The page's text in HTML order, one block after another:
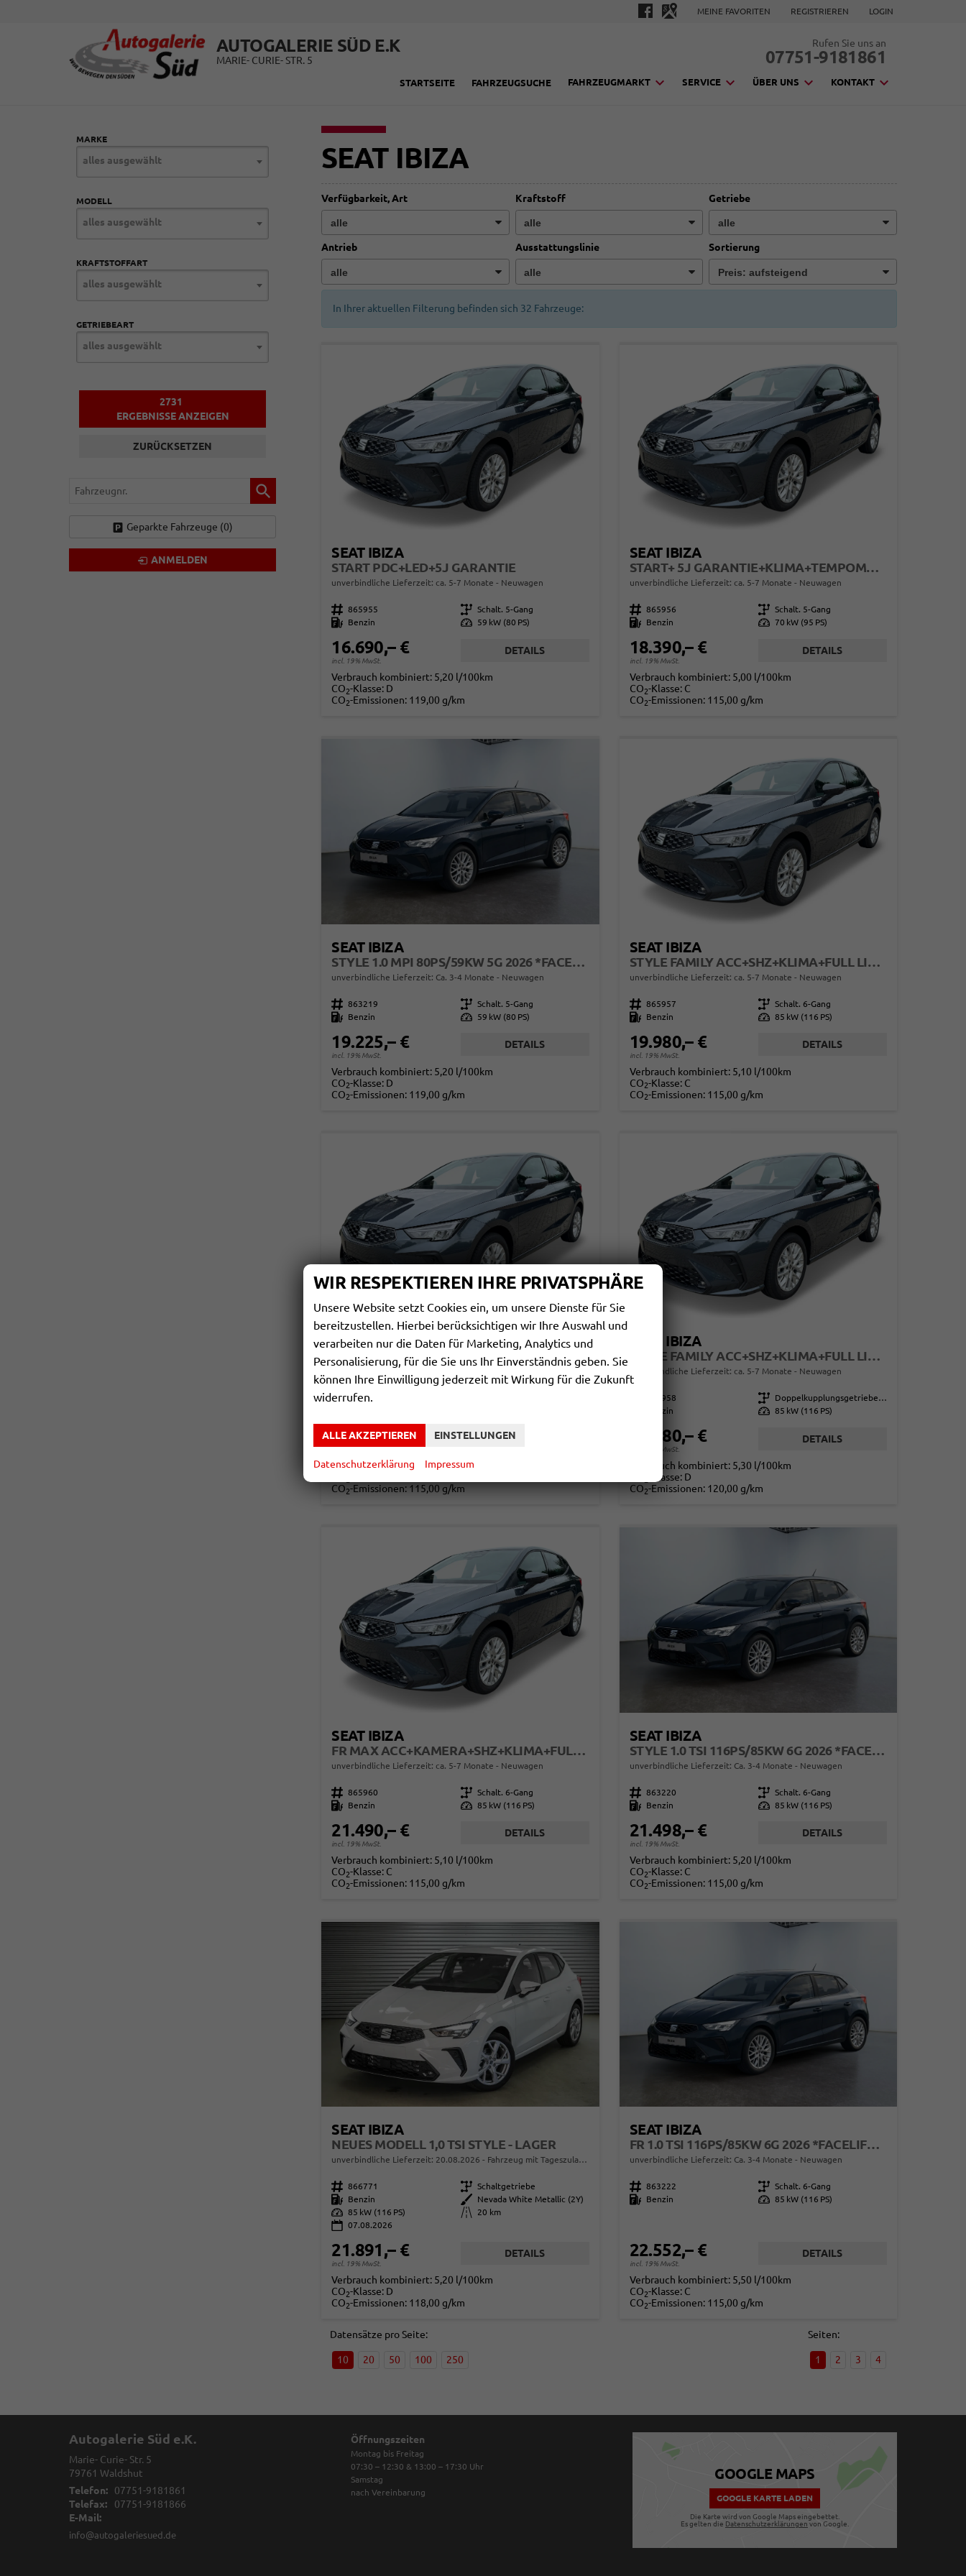
MEINE FAVORITEN REGISTRIEREN LOGIN
AUTOGALERIE SÜD E.K
MARIE- CURIE- STR. 5
Rufen Sie uns an
07751-9181861
STARTSEITE FAHRZEUGSUCHE FAHRZEUGMARKT SERVICE ÜBER UNS KONTAKT
SEAT IBIZA
Verfügbarkeit, Art Kraftstoff Getriebe
Antrieb Ausstattungslinie Sortierung
In Ihrer aktuellen Filterung befinden sich 32 Fahrzeuge:
SEAT IBIZA
START PDC+LED+5J GARANTIE
unverbindliche Lieferzeit: ca. 5-7 Monate Neuwagen
Fahrzeugnr. 865955 Getriebe Schalt. 5-Gang
Kraftstoff
Benzin Leistung 59 kW (80 PS)
16.690,– €
incl. 19% MwSt.
DETAILS
Verbrauch kombiniert: 5,20 l/100km
CO2-Klasse: D
CO2-Emissionen: 119,00 g/km
SEAT IBIZA
START+ 5J GARANTIE+KLIMA+TEMPOMAT+PDC+LED+16" ALU
unverbindliche Lieferzeit: ca. 5-7 Monate Neuwagen
Fahrzeugnr. 865956 Getriebe Schalt. 5-Gang
Kraftstoff
Benzin Leistung 70 kW (95 PS)
18.390,– €
incl. 19% MwSt.
DETAILS
Verbrauch kombiniert: 5,00 l/100km
CO2-Klasse: C
CO2-Emissionen: 115,00 g/km
SEAT IBIZA
STYLE 1.0 MPI 80PS/59KW 5G 2026 *FACELIFTET*
unverbindliche Lieferzeit: Ca. 3-4 Monate Neuwagen
Fahrzeugnr. 863219 Getriebe Schalt. 5-Gang
Kraftstoff
Benzin Leistung 59 kW (80 PS)
19.225,– €
incl. 19% MwSt.
DETAILS
Verbrauch kombiniert: 5,20 l/100km
CO2-Klasse: D
CO2-Emissionen: 119,00 g/km
SEAT IBIZA
STYLE FAMILY ACC+SHZ+KLIMA+FULL LINK+PDC+LED+16" ALU
unverbindliche Lieferzeit: ca. 5-7 Monate Neuwagen
Fahrzeugnr. 865957 Getriebe Schalt. 6-Gang
Kraftstoff
Benzin Leistung 85 kW (116 PS)
19.980,– €
incl. 19% MwSt.
DETAILS
Verbrauch kombiniert: 5,10 l/100km
CO2-Klasse: C
CO2-Emissionen: 115,00 g/km
SEAT IBIZA
Fahrzeugnr. 865959
20.580,– € DETAILS
Verbrauch kombiniert:5,00 l/100km
CO2-Emissionen: 115,00 g/km
SEAT IBIZA
STYLE FAMILY ACC+SHZ+KLIMA+FULL LINK+PDC+LED+16" ALU
unverbindliche Lieferzeit: ca. 5-7 Monate Neuwagen
865958 Getriebe
Doppelkupplungsgetriebe (DSG)
Benzin Leistung 85 kW (116 PS)
20.980,– €
incl. 19% MwSt.
DETAILS
Verbrauch kombiniert: 5,30 l/100km
-Klasse: D
CO2-Emissionen: 120,00 g/km
SEAT IBIZA
FR MAX ACC+KAMERA+SHZ+KLIMA+FULL LINK+PDC+LED+16" ALU+KESSY
unverbindliche Lieferzeit: ca. 5-7 Monate Neuwagen
Fahrzeugnr. 865960 Getriebe Schalt. 6-Gang
Kraftstoff
Benzin Leistung 85 kW (116 PS)
21.490,– €
incl. 19% MwSt.
DETAILS
Verbrauch kombiniert: 5,10 l/100km
CO2-Klasse: C
CO2-Emissionen: 115,00 g/km
SEAT IBIZA
STYLE 1.0 TSI 116PS/85KW 6G 2026 *FACELIFTET*
unverbindliche Lieferzeit: Ca. 3-4 Monate Neuwagen
Fahrzeugnr. 863220 Getriebe Schalt. 6-Gang
Kraftstoff
Benzin Leistung 85 kW (116 PS)
21.498,– €
incl. 19% MwSt.
DETAILS
Verbrauch kombiniert: 5,20 l/100km
CO2-Klasse: C
CO2-Emissionen: 115,00 g/km
SEAT IBIZA
NEUES MODELL 1,0 TSI STYLE - LAGER
unverbindliche Lieferzeit: 20.08.2026 Fahrzeug mit Tageszulassung
Fahrzeugnr. 866771 Getriebe Schaltgetriebe
Kraftstoff
Benzin Außenfarbe
Nevada White Metallic (2Y)
Leistung 85 kW (116 PS) Kilometerstand
20 km
07.08.2026
21.891,– €
incl. 19% MwSt.
DETAILS
Verbrauch kombiniert: 5,20 l/100km
CO2-Klasse: D
CO2-Emissionen: 118,00 g/km
SEAT IBIZA
FR 1.0 TSI 116PS/85KW 6G 2026 *FACELIFTET*
unverbindliche Lieferzeit: Ca. 3-4 Monate Neuwagen
Fahrzeugnr. 863222 Getriebe Schalt. 6-Gang
Kraftstoff
Benzin Leistung 85 kW (116 PS)
22.552,– €
incl. 19% MwSt.
DETAILS
Verbrauch kombiniert: 5,50 l/100km
CO2-Klasse: C
CO2-Emissionen: 115,00 g/km
Datensätze pro Seite:
10 20 50 100 250
Seiten:
1 2 3 4
MARKE
alles ausgewählt
MODELL
alles ausgewählt
KRAFTSTOFFART
alles ausgewählt
GETRIEBEART
alles ausgewählt
2731
ERGEBNISSE ANZEIGEN
ZURÜCKSETZEN
Fahrzeugnr.
Geparkte Fahrzeuge (0)
ANMELDEN
Autogalerie Süd e.K.
Marie- Curie- Str. 5
79761 Waldshut
Telefon:
07751-9181861
Telefax:
07751-9181866
E-Mail:
info@autogaleriesued.de
Öffnungszeiten
Montag bis Freitag
07:30 – 12:30 & 13:00 – 17:30 Uhr
Samstag
nach Vereinbarung
GOOGLE MAPS
GOOGLE KARTE LADEN
Die Karte wird von Google Maps eingebettet.
Es gelten die Datenschutzerklärungen von Google.
WIR RESPEKTIEREN IHRE PRIVATSPHÄRE
Unsere Website setzt Cookies ein, um unsere Dienste für Sie
bereitzustellen. Hierbei berücksichtigen wir Ihre Auswahl und
verarbeiten nur die Daten für Marketing, Analytics und
Personalisierung, für die Sie uns Ihr Einverständnis geben. Sie
können Ihre Einwilligung jederzeit mit Wirkung für die Zukunft
widerrufen.
ALLE AKZEPTIEREN EINSTELLUNGEN
Datenschutzerklärung Impressum